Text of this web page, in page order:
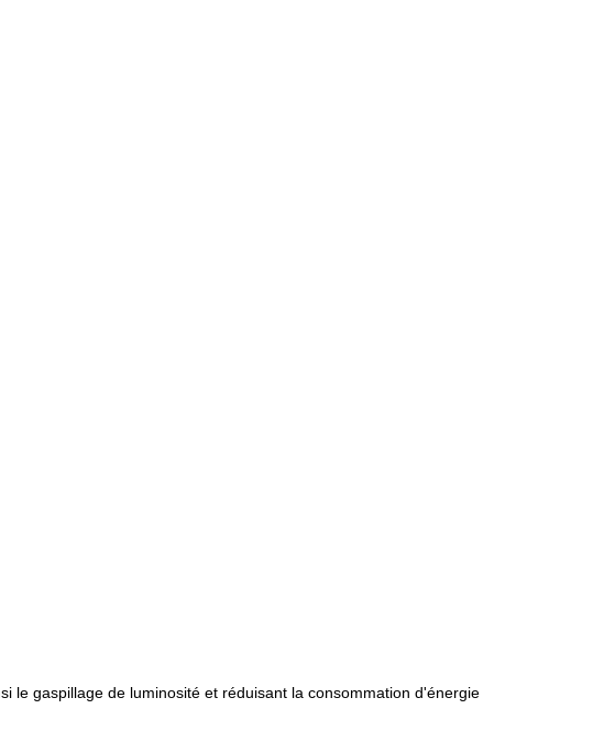
le gaspillage de luminosité et réduisant la consommation d'énergie